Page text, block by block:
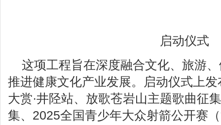
启动仪式
这项工程旨在深度融合文化、旅游
推进健康文化产业发展。启动仪式上
大赏·井陉站、放歌苍岩山主题歌曲征
集、2025全国青少年大众射箭公开赛